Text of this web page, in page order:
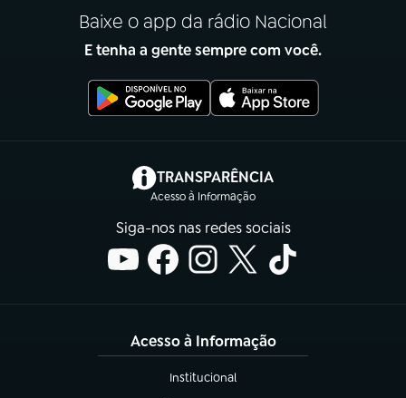
Baixe o app da rádio Nacional
E tenha a gente sempre com você.
TRANSPARÊNCIA
Acesso à Informação
(abre em nova aba)
Siga-nos nas redes sociais
Acesso à Informação
Institucional
(abre em nova aba)